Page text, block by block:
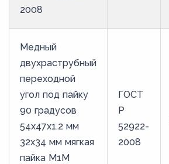
2008
Медный
двухраструбный
переходной
угол под пайку
90 градусов
54х47х1.2 мм
32х34 мм мягкая
пайка М1М
ГОСТ
Р
52922-
2008